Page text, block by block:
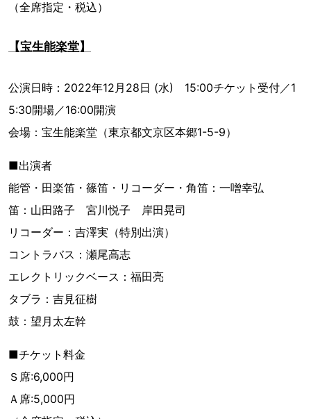
（全席指定・税込）
【宝生能楽堂】
公演日時：2022年12月28日 (水) 15:00チケット受付／1
5:30開場／16:00開演
会場：宝生能楽堂（東京都文京区本郷1-5-9）
■出演者
能管・田楽笛・篠笛・リコーダー・角笛：一噌幸弘
笛：山田路子 宮川悦子 岸田晃司
リコーダー：吉澤実（特別出演）
コントラバス：瀬尾高志
エレクトリックベース：福田亮
タブラ：吉見征樹
鼓：望月太左幹
■チケット料金
Ｓ席:6,000円
Ａ席:5,000円